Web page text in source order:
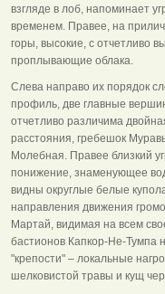
взгляде в лоб, напоминает
временем. Правее, на
горы, высокие, с отчетливо
проплывающие облака.
Слева направо их порядок
профиль, две главные
отчетливо различима
расстояния, гребешок
Молебная. Правее близкий
понижение, знаменующее
видны округлые белые
направления движения
Мартай, видимая на всем
бастионов Капкор-Не-Тумпа
"крепости" – локальные
шелковистой травы и кущ